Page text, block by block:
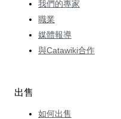
我們的專家
職業
媒體報導
與Catawiki合作
出售
如何出售